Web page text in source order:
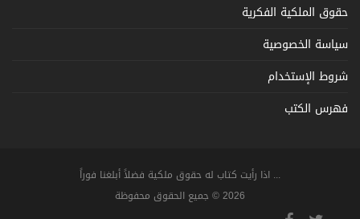
حقوق الملكية الفكرية
سياسة الخصوصية
شروط الإستخدام
فهرس الكتب
... اذا رأيت كتاب له حقوق ملكية فضلاً أبلغنا فوراً
2026 © جميع الحقوق محفوظة